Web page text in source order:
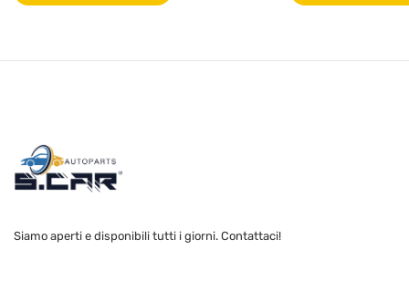
Siamo aperti e disponibili tutti i giorni. Contattaci!